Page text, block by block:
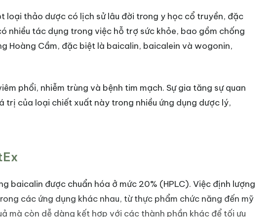
loại thảo dược có lịch sử lâu đời trong y học cổ truyền, đặc
nhiều tác dụng trong việc hỗ trợ sức khỏe, bao gồm chống
Hoàng Cầm, đặc biệt là baicalin, baicalein và wogonin,
phổi, nhiễm trùng và bệnh tim mạch. Sự gia tăng sự quan
của loại chiết xuất này trong nhiều ứng dụng dược lý,
baicalin được chuẩn hóa ở mức 20% (HPLC). Việc định lượng
các ứng dụng khác nhau, từ thực phẩm chức năng đến mỹ
mà còn dễ dàng kết hợp với các thành phần khác để tối ưu